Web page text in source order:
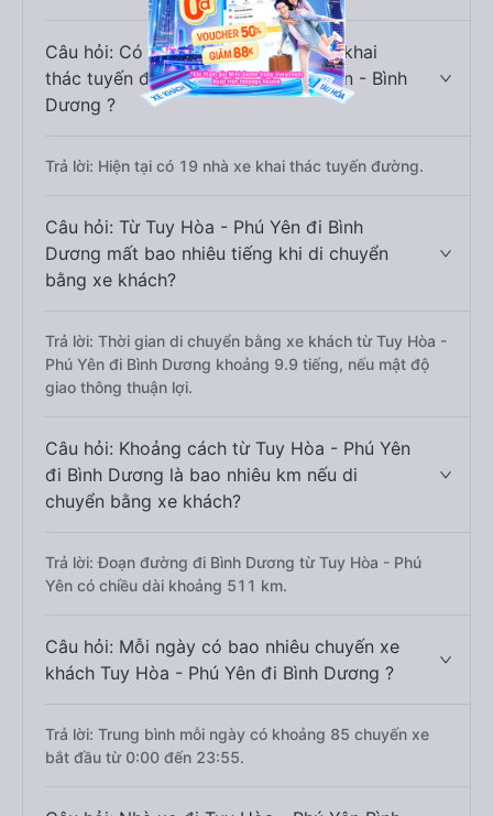
Câu hỏi: Có bao nhiêu nhà xe đang khai
thác tuyến đường Tuy Hòa - Phú Yên - Bình
Dương ?
Trả lời: Hiện tại có 19 nhà xe khai thác tuyến đường.
Câu hỏi: Từ Tuy Hòa - Phú Yên đi Bình
Dương mất bao nhiêu tiếng khi di chuyển
bằng xe khách?
Trả lời: Thời gian di chuyển bằng xe khách từ Tuy Hòa -
Phú Yên đi Bình Dương khoảng 9.9 tiếng, nếu mật độ
giao thông thuận lợi.
Câu hỏi: Khoảng cách từ Tuy Hòa - Phú Yên
đi Bình Dương là bao nhiêu km nếu di
chuyển bằng xe khách?
Trả lời: Đoạn đường đi Bình Dương từ Tuy Hòa - Phú
Yên có chiều dài khoảng 511 km.
Câu hỏi: Mỗi ngày có bao nhiêu chuyến xe
khách Tuy Hòa - Phú Yên đi Bình Dương ?
Trả lời: Trung bình mỗi ngày có khoảng 85 chuyến xe
bắt đầu từ 0:00 đến 23:55.